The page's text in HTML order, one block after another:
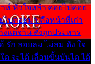
ห์ หัวใจหล้า คอยไปคอย
ไปคอยมา คือหน้าที่เก่า
งแต่จาน ดั่งถูกประหาร
รัก ลอยลม ไม่สม ดัง ใจ
ด จะได้ เลื่อนขั้นบันได ได้